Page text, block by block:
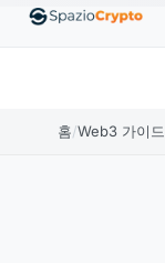
US$1,880.58↑1.90%
홈/Web3 가이드